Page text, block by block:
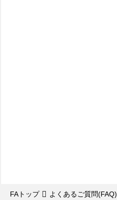
FAトップ よくあるご質問(FAQ)